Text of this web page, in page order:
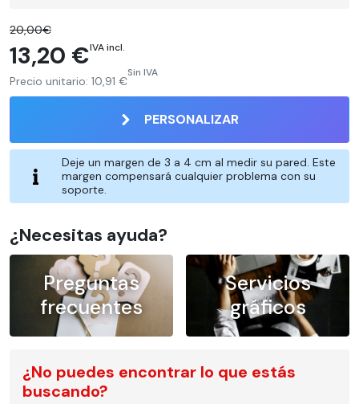
20,00€
13,20 €IVA incl.
Precio unitario: 10,91 €
Sin IVA
PERSONALIZAR
Deje un margen de 3 a 4 cm al medir su pared. Este
margen compensará cualquier problema con su
soporte.
¿Necesitas ayuda?
Preguntas
frecuentes
Servicios
gráficos
¿No puedes encontrar lo que estás
buscando?